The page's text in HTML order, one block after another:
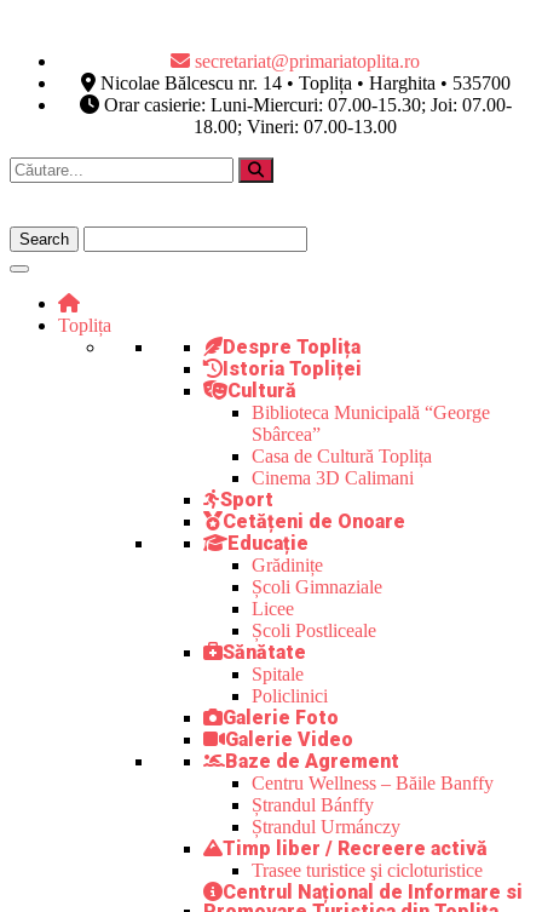
secretariat@primariatoplita.ro
Nicolae Bălcescu nr. 14 • Toplița • Harghita • 535700
Orar casierie: Luni-Miercuri: 07.00-15.30; Joi: 07.00-
18.00; Vineri: 07.00-13.00
Toplița
Despre Toplița
Istoria Topliței
Cultură
Biblioteca Municipală “George
Sbârcea”
Casa de Cultură Toplița
Cinema 3D Calimani
Sport
Cetățeni de Onoare
Educație
Grădinițe
Școli Gimnaziale
Licee
Școli Postliceale
Sănătate
Spitale
Policlinici
Galerie Foto
Galerie Video
Baze de Agrement
Centru Wellness – Băile Banffy
Ștrandul Bánffy
Ștrandul Urmánczy
Timp liber / Recreere activă
Trasee turistice şi cicloturistice
Centrul Național de Informare si